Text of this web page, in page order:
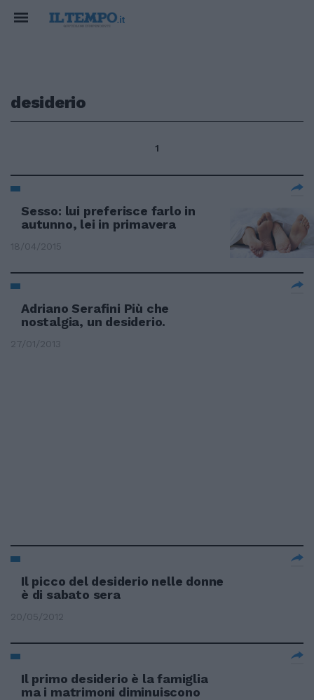
desiderio
1
Sesso: lui preferisce farlo in
autunno, lei in primavera
18/04/2015
Adriano Serafini Più che
nostalgia, un desiderio.
27/01/2013
Il picco del desiderio nelle donne
è di sabato sera
20/05/2012
Il primo desiderio è la famiglia
ma i matrimoni diminuiscono